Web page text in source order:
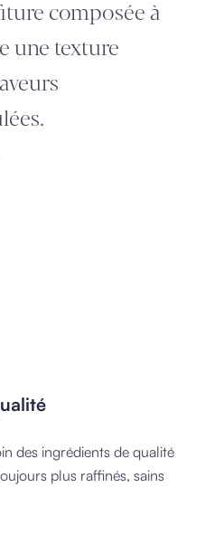
composée à
une texture
des ingrédients de qualité
plus raffinés, sains